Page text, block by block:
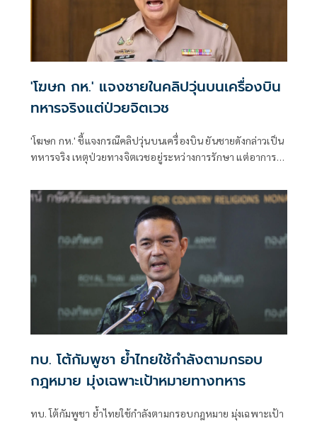
'โฆษก กห.' แจงชายในคลิปวุ่นบนเครื่องบิน
ทหารจริงแต่ป่วยจิตเวช
'โฆษก กห.' ชี้แจงกรณีคลิปวุ่นบนเครื่องบิน ยันชายดังกล่าวเป็น
ทหารจริง เหตุป่วยทางจิตเวชอยู่ระหว่างการรักษา แต่อาการ
ทบ. โต้กัมพูชา ย้ำไทยใช้กำลังตามกรอบ
กฎหมาย มุ่งเฉพาะเป้าหมายทางทหาร
ทบ. โต้กัมพูชา ย้ำไทยใช้กำลังตามกรอบกฎหมาย มุ่งเฉพาะเป้า